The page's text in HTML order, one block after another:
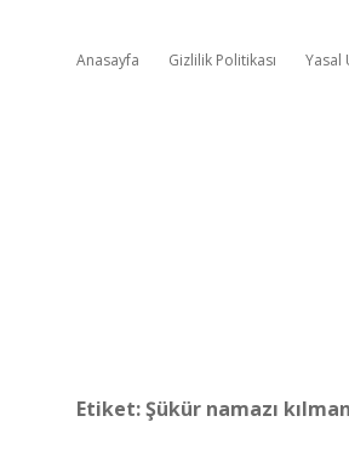
Anasayfa Gizlilik Politikası Yasal
Etiket:Şükür namazı